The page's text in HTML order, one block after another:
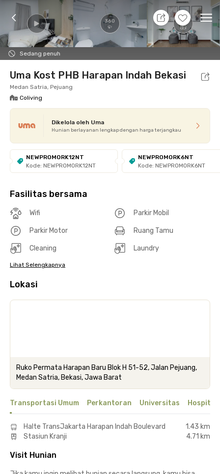
360 +6
Sedang penuh
9 Agt 26 - Belum tahu
Foto Fasilitas bersama Promo cUma-cUma
Uma Kost PHB Harapan Indah Bekasi
Medan Satria, Pejuang
Coliving
Dikelola oleh Uma
Hunian berlayanan lengkap dengan harga terjangkau
NEWPROMORK12NT
Kode: NEWPROMORK12NT
NEWPROMORK6NT
Kode: NEWPROMORK6NT
Fasilitas bersama
Wifi Parkir Mobil
Parkir Motor Ruang Tamu
Cleaning Laundry
Lihat Selengkapnya
Lokasi
Ruko Permata Harapan Baru Blok H 51-52, Jalan Pejuang,
Medan Satria, Bekasi, Jawa Barat
Transportasi Umum Perkantoran Universitas Hospital
Halte TransJakarta Harapan Indah Boulevard
1.43 km
Stasiun Kranji
4.71 km
Visit Hunian